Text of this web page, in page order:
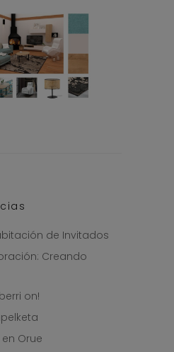
de Invitados
Creando
on!
Orue